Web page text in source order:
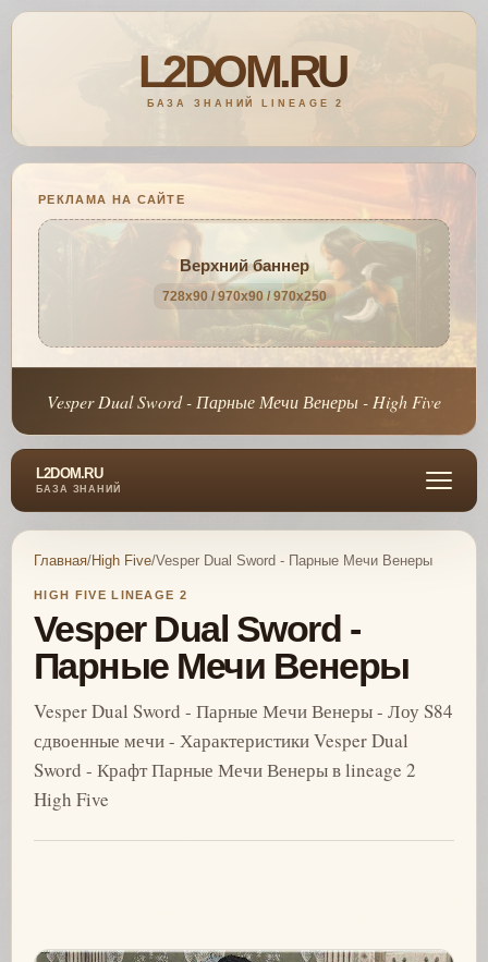
РЕКЛАМА НА САЙТЕ
Верхний баннер
728x90 / 970x90 / 970x250
Vesper Dual Sword - Парные Мечи Венеры - High Five
L2DOM.RU
БАЗА ЗНАНИЙ
Главная/High Five/Vesper Dual Sword - Парные Мечи Венеры
HIGH FIVE LINEAGE 2
Vesper Dual Sword -
Парные Мечи Венеры
Vesper Dual Sword - Парные Мечи Венеры - Лоу S84
сдвоенные мечи - Характеристики Vesper Dual
Sword - Крафт Парные Мечи Венеры в lineage 2
High Five